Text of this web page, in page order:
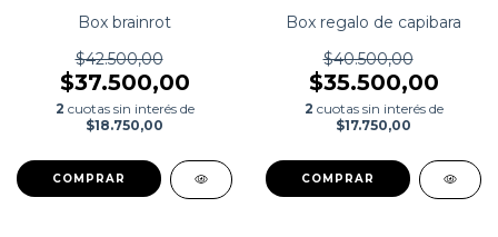
Box brainrot
$42.500,00
$37.500,00
2 cuotas sin interés de
$18.750,00
COMPRAR
Box regalo de capibara
$40.500,00
$35.500,00
2 cuotas sin interés de
$17.750,00